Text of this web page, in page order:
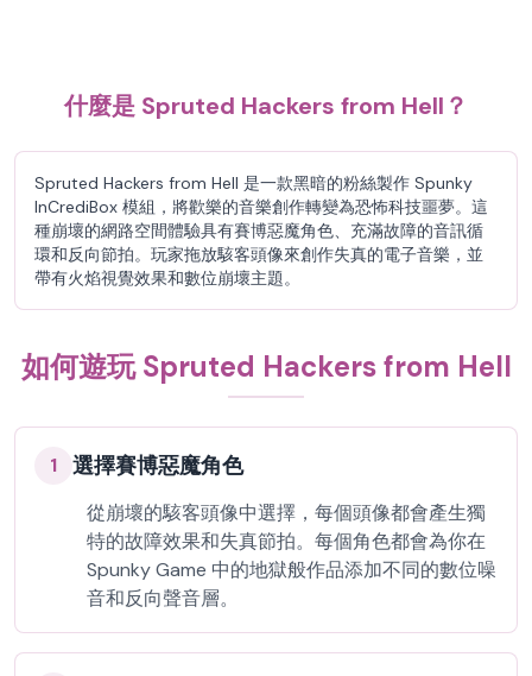
什麼是 Spruted Hackers from Hell？
Spruted Hackers from Hell 是一款黑暗的粉絲製作 Spunky
InCrediBox 模組，將歡樂的音樂創作轉變為恐怖科技噩夢。這
種崩壞的網路空間體驗具有賽博惡魔角色、充滿故障的音訊循
環和反向節拍。玩家拖放駭客頭像來創作失真的電子音樂，並
帶有火焰視覺效果和數位崩壞主題。
如何遊玩 Spruted Hackers from Hell
1 選擇賽博惡魔角色
從崩壞的駭客頭像中選擇，每個頭像都會產生獨
特的故障效果和失真節拍。每個角色都會為你在
Spunky Game 中的地獄般作品添加不同的數位噪
音和反向聲音層。